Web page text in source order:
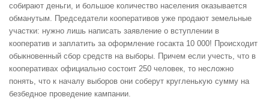
собирают деньги, и большое количество населения оказывается
обманутым. Председатели кооперативов уже продают земельные
участки: нужно лишь написать заявление о вступлении в
кооператив и заплатить за оформление госакта 10 000! Происходит
обыкновенный сбор средств на выборы. Причем если учесть, что в
кооперативах официально состоит 250 человек, то несложно
понять, что к началу выборов они соберут кругленькую сумму на
безбедное проведение кампании.